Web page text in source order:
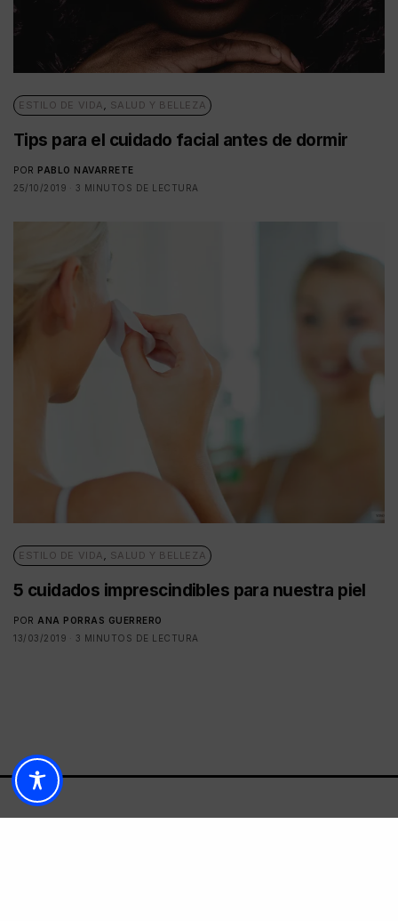
ESTILO DE VIDA , SALUD Y BELLEZA
Tips para el cuidado facial antes de dormir
POR PABLO NAVARRETE
25/10/2019
3 MINUTOS DE LECTURA
ESTILO DE VIDA SALUD Y BELLEZA
5 cuidados imprescindibles para nuestra piel
POR ANA PORRAS GUERRERO
13/03/2019
3 MINUTOS DE LECTURA